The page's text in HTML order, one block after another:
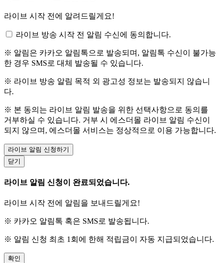
라이브 시작 전에 알려드릴게요!
라이브 방송 시작 전 알림 수신에 동의합니다.
※ 알림은 카카오 알림톡으로 발송되며, 알림톡 수신이 불가능
한 경우 SMS로 대체 발송될 수 있습니다.
※ 라이브 방송 알림 목적 외 광고성 정보는 발송되지 않습니
다.
※ 본 동의는 라이브 알림 발송을 위한 선택사항으로 동의를
거부하실 수 있습니다. 거부 시 에스더몰 라이브 알림 수신이
되지 않으며, 에스더몰 서비스는 정상적으로 이용 가능합니다.
라이브 알림 신청하기
닫기
라이브 알림 신청이 완료되었습니다.
라이브 시작 전에 알림을 보내드릴게요!
※ 카카오 알림톡 혹은 SMS로 발송됩니다.
※ 알림 신청 최초 1회에 한해 적립금이 자동 지급되었습니다.
확인